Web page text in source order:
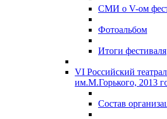
СМИ о V-ом
Фотоальбом
Итоги фестиваля
VI Российский
им.М.Горького, 2013
Состав